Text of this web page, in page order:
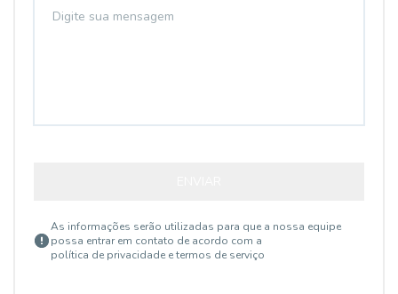
As informações serão utilizadas para que a nossa equipe
possa entrar em contato de acordo com a
política de privacidade e termos de serviço